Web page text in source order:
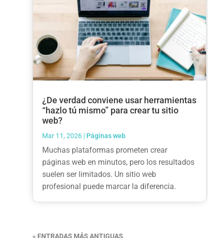
¿De verdad conviene usar herramientas
“hazlo tú mismo” para crear tu sitio
web?
Mar 11, 2026 | Páginas web
Muchas plataformas prometen crear
páginas web en minutos, pero los resultados
suelen ser limitados. Un sitio web
profesional puede marcar la diferencia.
« ENTRADAS MÁS ANTIGUAS